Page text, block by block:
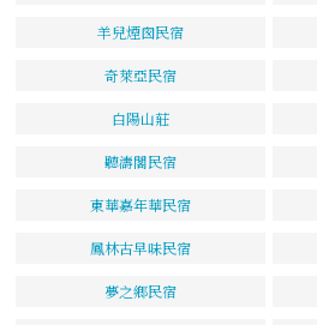
羊兒煙囪民宿
奇萊亞民宿
白陽山莊
聽濤閣民宿
東華嘉年華民宿
鳳林古早味民宿
夢之鄉民宿